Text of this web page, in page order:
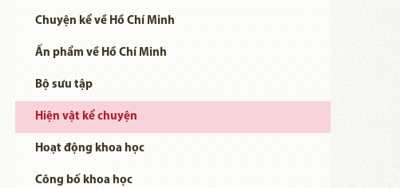
Chuyện kể về Hồ Chí Minh
Ấn phẩm về Hồ Chí Minh
Bộ sưu tập
Hiện vật kể chuyện
Hoạt động khoa học
Công bố khoa học